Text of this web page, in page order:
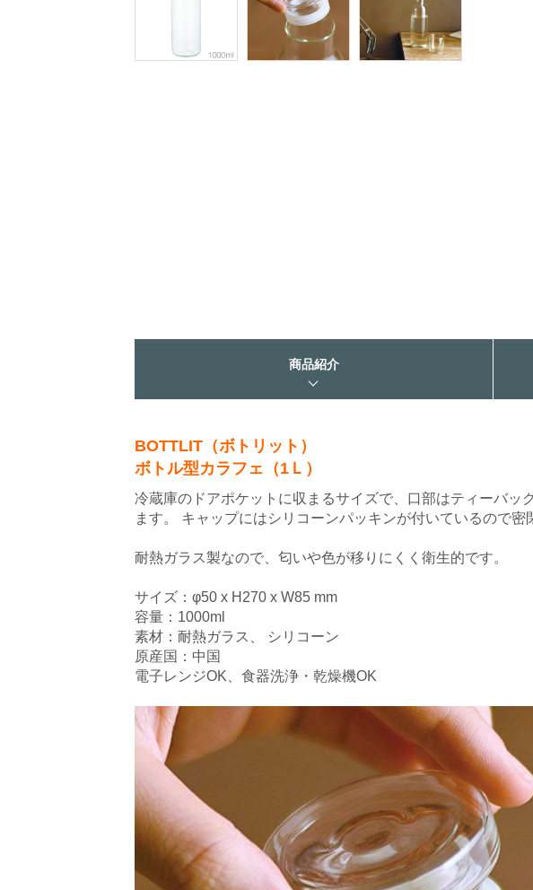
商品紹介
BOTTLIT（ボトリット）
ボトル型カラフェ（1Ｌ）
冷蔵庫のドアポケットに収まるサイズで、口部はティーバッ
ます。 キャップにはシリコーンパッキンが付いているので密
耐熱ガラス製なので、匂いや色が移りにくく衛生的です。
サイズ：φ50 x H270 x W85 mm
容量：1000ml
素材：耐熱ガラス、 シリコーン
原産国：中国
電子レンジOK、食器洗浄・乾燥機OK